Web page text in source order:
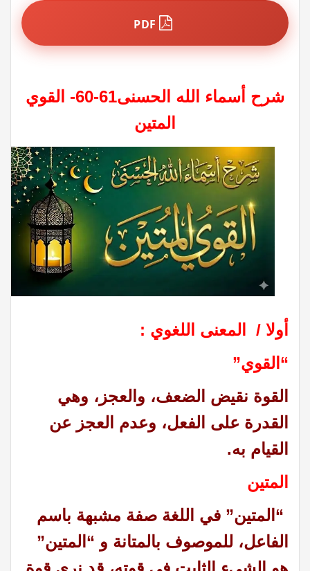
شرح أسماء الله الحسنى
61-60- القوي
المتين
أولا /
المعنى اللغوي :
“القوي”
القوة نقيض الضعف، والعجز، وهي
القدرة على الفعل، وعدم العجز عن
القيام به.
المتين
“المتين” في اللغة صفة مشبهة باسم
الفاعل، للموصوف بالمتانة و “المتين”